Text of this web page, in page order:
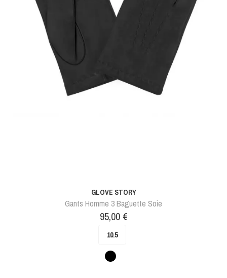
GLOVE STORY
Gants Homme 3 Baguette Soie
Prix
95,00 €
10.5
Noir